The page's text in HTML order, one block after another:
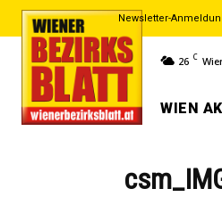
Newsletter-
26 C
WIEN